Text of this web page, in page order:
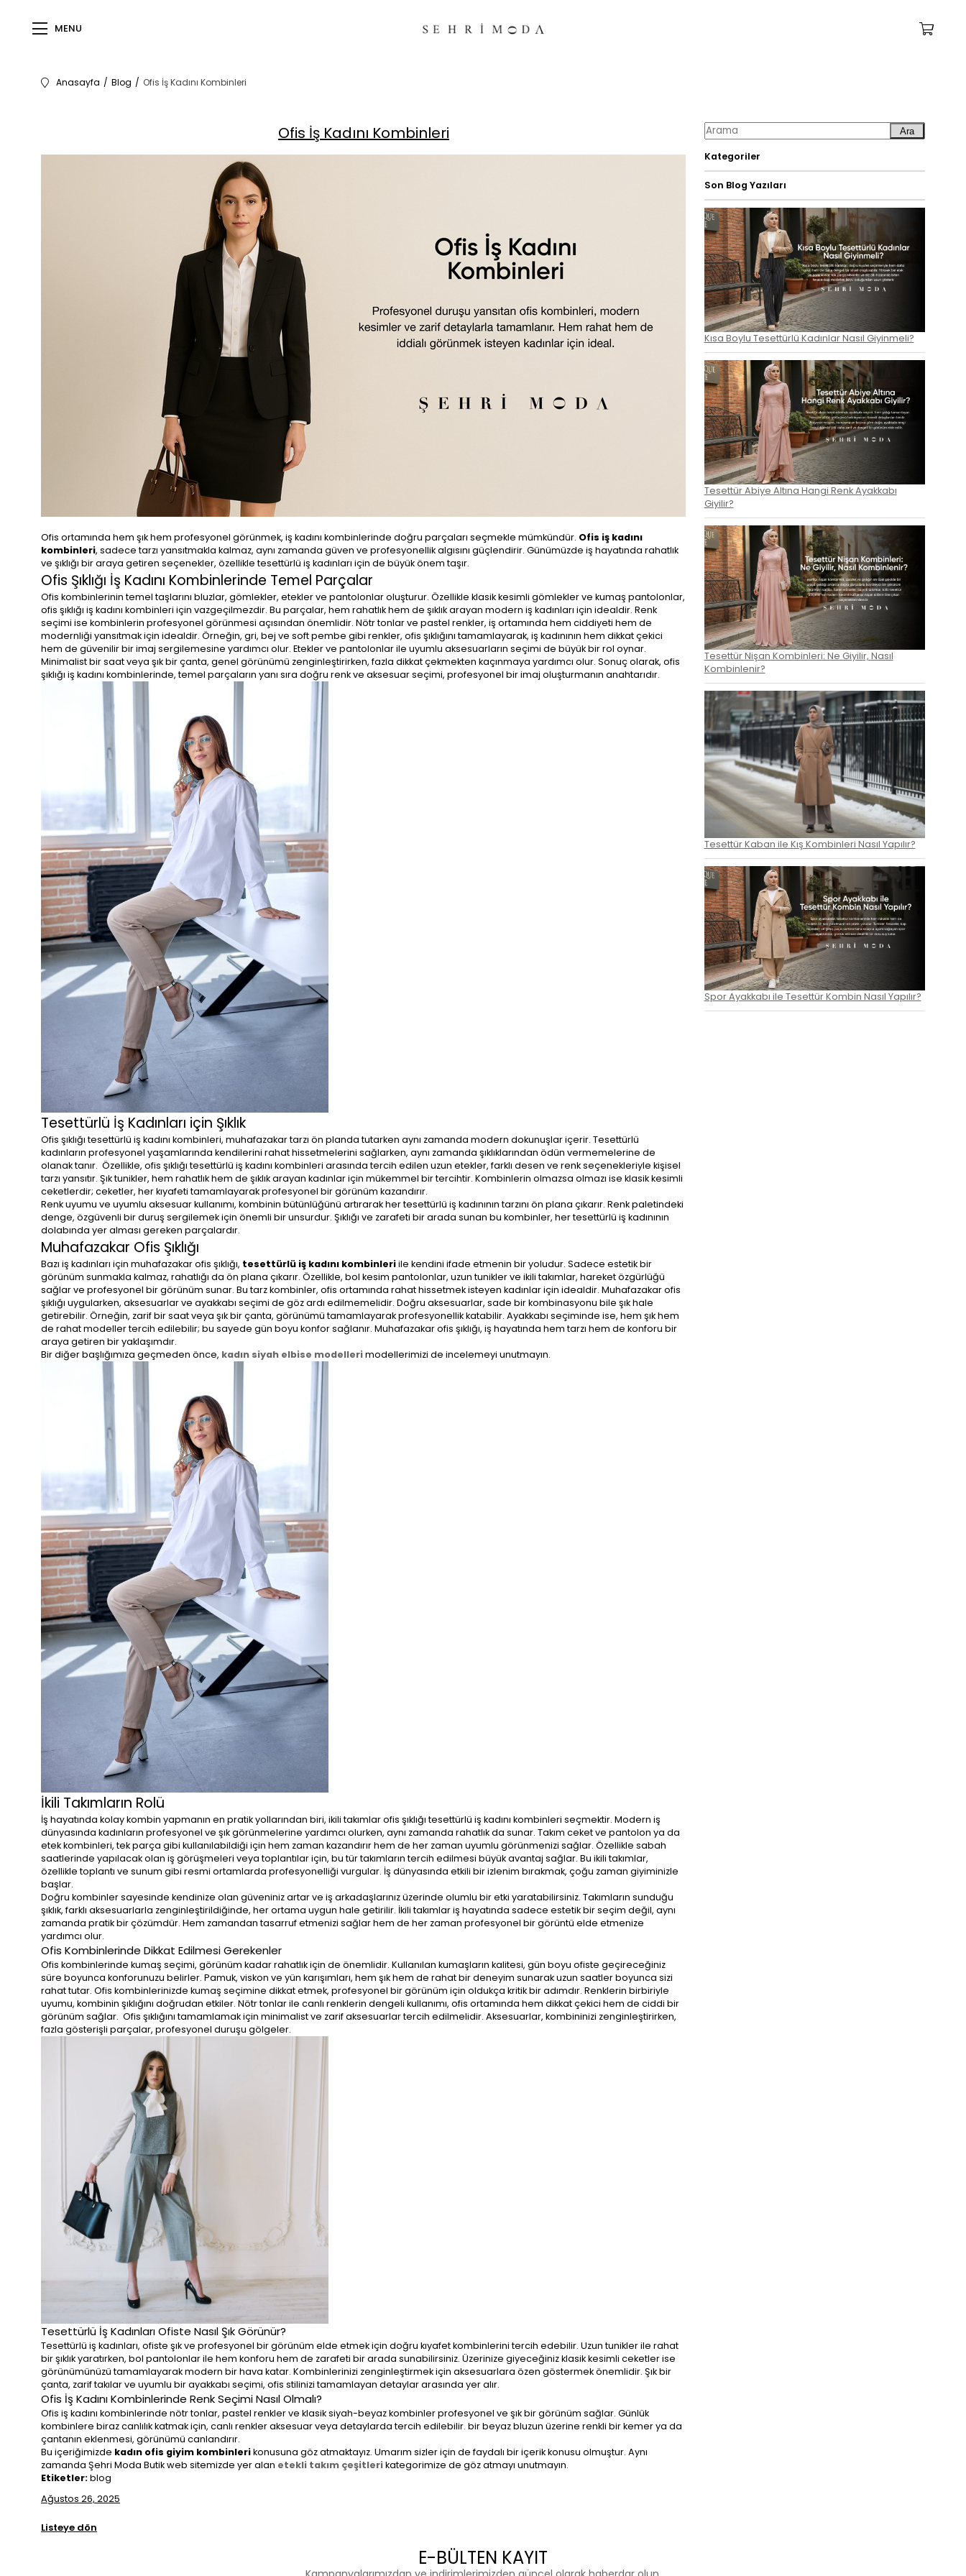
MENU
Anasayfa Blog Ofis İş Kadını Kombinleri
Ofis İş Kadını Kombinleri
Ofis ortamında hem şık hem profesyonel görünmek, iş kadını kombinlerinde doğru parçaları seçmekle mümkündür. Ofis iş kadını
kombinleri, sadece tarzı yansıtmakla kalmaz, aynı zamanda güven ve profesyonellik algısını güçlendirir. Günümüzde iş hayatında rahatlık
ve şıklığı bir araya getiren seçenekler, özellikle tesettürlü iş kadınları için de büyük önem taşır.
Ofis Şıklığı İş Kadını Kombinlerinde Temel Parçalar
Ofis kombinlerinin temel taşlarını bluzlar, gömlekler, etekler ve pantolonlar oluşturur. Özellikle klasik kesimli gömlekler ve kumaş pantolonlar,
ofis şıklığı iş kadını kombinleri için vazgeçilmezdir. Bu parçalar, hem rahatlık hem de şıklık arayan modern iş kadınları için idealdir. Renk
seçimi ise kombinlerin profesyonel görünmesi açısından önemlidir. Nötr tonlar ve pastel renkler, iş ortamında hem ciddiyeti hem de
modernliği yansıtmak için idealdir. Örneğin, gri, bej ve soft pembe gibi renkler, ofis şıklığını tamamlayarak, iş kadınının hem dikkat çekici
hem de güvenilir bir imaj sergilemesine yardımcı olur. Etekler ve pantolonlar ile uyumlu aksesuarların seçimi de büyük bir rol oynar.
Minimalist bir saat veya şık bir çanta, genel görünümü zenginleştirirken, fazla dikkat çekmekten kaçınmaya yardımcı olur. Sonuç olarak, ofis
şıklığı iş kadını kombinlerinde, temel parçaların yanı sıra doğru renk ve aksesuar seçimi, profesyonel bir imaj oluşturmanın anahtarıdır.
Tesettürlü İş Kadınları için Şıklık
Ofis şıklığı tesettürlü iş kadını kombinleri, muhafazakar tarzı ön planda tutarken aynı zamanda modern dokunuşlar içerir. Tesettürlü
kadınların profesyonel yaşamlarında kendilerini rahat hissetmelerini sağlarken, aynı zamanda şıklıklarından ödün vermemelerine de
olanak tanır. Özellikle, ofis şıklığı tesettürlü iş kadını kombinleri arasında tercih edilen uzun etekler, farklı desen ve renk seçenekleriyle kişisel
tarzı yansıtır. Şık tunikler, hem rahatlık hem de şıklık arayan kadınlar için mükemmel bir tercihtir. Kombinlerin olmazsa olmazı ise klasik kesimli
ceketlerdir; ceketler, her kıyafeti tamamlayarak profesyonel bir görünüm kazandırır.
Renk uyumu ve uyumlu aksesuar kullanımı, kombinin bütünlüğünü artırarak her tesettürlü iş kadınının tarzını ön plana çıkarır. Renk paletindeki
denge, özgüvenli bir duruş sergilemek için önemli bir unsurdur. Şıklığı ve zarafeti bir arada sunan bu kombinler, her tesettürlü iş kadınının
dolabında yer alması gereken parçalardır.
Muhafazakar Ofis Şıklığı
Bazı iş kadınları için muhafazakar ofis şıklığı, tesettürlü iş kadını kombinleriile kendini ifade etmenin bir yoludur. Sadece estetik bir
görünüm sunmakla kalmaz, rahatlığı da ön plana çıkarır. Özellikle, bol kesim pantolonlar, uzun tunikler ve ikili takımlar, hareket özgürlüğü
sağlar ve profesyonel bir görünüm sunar. Bu tarz kombinler, ofis ortamında rahat hissetmek isteyen kadınlar için idealdir. Muhafazakar ofis
şıklığı uygularken, aksesuarlar ve ayakkabı seçimi de göz ardı edilmemelidir. Doğru aksesuarlar, sade bir kombinasyonu bile şık hale
getirebilir. Örneğin, zarif bir saat veya şık bir çanta, görünümü tamamlayarak profesyonellik katabilir. Ayakkabı seçiminde ise, hem şık hem
de rahat modeller tercih edilebilir; bu sayede gün boyu konfor sağlanır. Muhafazakar ofis şıklığı, iş hayatında hem tarzı hem de konforu bir
araya getiren bir yaklaşımdır.
Bir diğer başlığımıza geçmeden önce, kadın siyah elbise modellerimodellerimizi de incelemeyi unutmayın.
İkili Takımların Rolü
İş hayatında kolay kombin yapmanın en pratik yollarından biri, ikili takımlar ofis şıklığı tesettürlü iş kadını kombinleri seçmektir. Modern iş
dünyasında kadınların profesyonel ve şık görünmelerine yardımcı olurken, aynı zamanda rahatlık da sunar. Takım ceket ve pantolon ya da
etek kombinleri, tek parça gibi kullanılabildiği için hem zaman kazandırır hem de her zaman uyumlu görünmenizi sağlar. Özellikle sabah
saatlerinde yapılacak olan iş görüşmeleri veya toplantılar için, bu tür takımların tercih edilmesi büyük avantaj sağlar. Bu ikili takımlar,
özellikle toplantı ve sunum gibi resmi ortamlarda profesyonelliği vurgular. İş dünyasında etkili bir izlenim bırakmak, çoğu zaman giyiminizle
başlar.
Doğru kombinler sayesinde kendinize olan güveniniz artar ve iş arkadaşlarınız üzerinde olumlu bir etki yaratabilirsiniz. Takımların sunduğu
şıklık, farklı aksesuarlarla zenginleştirildiğinde, her ortama uygun hale getirilir. İkili takımlar iş hayatında sadece estetik bir seçim değil, aynı
zamanda pratik bir çözümdür. Hem zamandan tasarruf etmenizi sağlar hem de her zaman profesyonel bir görüntü elde etmenize
yardımcı olur.
Ofis Kombinlerinde Dikkat Edilmesi Gerekenler
Ofis kombinlerinde kumaş seçimi, görünüm kadar rahatlık için de önemlidir. Kullanılan kumaşların kalitesi, gün boyu ofiste geçireceğiniz
süre boyunca konforunuzu belirler. Pamuk, viskon ve yün karışımları, hem şık hem de rahat bir deneyim sunarak uzun saatler boyunca sizi
rahat tutar. Ofis kombinlerinizde kumaş seçimine dikkat etmek, profesyonel bir görünüm için oldukça kritik bir adımdır. Renklerin birbiriyle
uyumu, kombinin şıklığını doğrudan etkiler. Nötr tonlar ile canlı renklerin dengeli kullanımı, ofis ortamında hem dikkat çekici hem de ciddi bir
görünüm sağlar. Ofis şıklığını tamamlamak için minimalist ve zarif aksesuarlar tercih edilmelidir. Aksesuarlar, kombininizi zenginleştirirken,
fazla gösterişli parçalar, profesyonel duruşu gölgeler.
Tesettürlü İş Kadınları Ofiste Nasıl Şık Görünür?
Tesettürlü iş kadınları, ofiste şık ve profesyonel bir görünüm elde etmek için doğru kıyafet kombinlerini tercih edebilir. Uzun tunikler ile rahat
bir şıklık yaratırken, bol pantolonlar ile hem konforu hem de zarafeti bir arada sunabilirsiniz. Üzerinize giyeceğiniz klasik kesimli ceketler ise
görünümünüzü tamamlayarak modern bir hava katar. Kombinlerinizi zenginleştirmek için aksesuarlara özen göstermek önemlidir. Şık bir
çanta, zarif takılar ve uyumlu bir ayakkabı seçimi, ofis stilinizi tamamlayan detaylar arasında yer alır.
Ofis İş Kadını Kombinlerinde Renk Seçimi Nasıl Olmalı?
Ofis iş kadını kombinlerinde nötr tonlar, pastel renkler ve klasik siyah-beyaz kombinler profesyonel ve şık bir görünüm sağlar. Günlük
kombinlere biraz canlılık katmak için, canlı renkler aksesuar veya detaylarda tercih edilebilir. bir beyaz bluzun üzerine renkli bir kemer ya da
çantanın eklenmesi, görünümü canlandırır.
Bu içeriğimizde kadın ofis giyim kombinlerikonusuna göz atmaktayız. Umarım sizler için de faydalı bir içerik konusu olmuştur. Aynı
zamanda Şehri Moda Butik web sitemizde yer alan etekli takım çeşitlerikategorimize de göz atmayı unutmayın.
Etiketler:blog
Ağustos 26, 2025
Listeye dön
Ara
Kategoriler
Son Blog Yazıları
Kısa Boylu Tesettürlü Kadınlar Nasıl Giyinmeli?
Tesettür Abiye Altına Hangi Renk Ayakkabı
Giyilir?
Tesettür Nişan Kombinleri: Ne Giyilir, Nasıl
Kombinlenir?
Tesettür Kaban ile Kış Kombinleri Nasıl Yapılır?
Spor Ayakkabı ile Tesettür Kombin Nasıl Yapılır?
E-BÜLTEN KAYIT